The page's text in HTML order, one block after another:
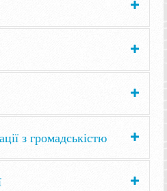
з громадськістю